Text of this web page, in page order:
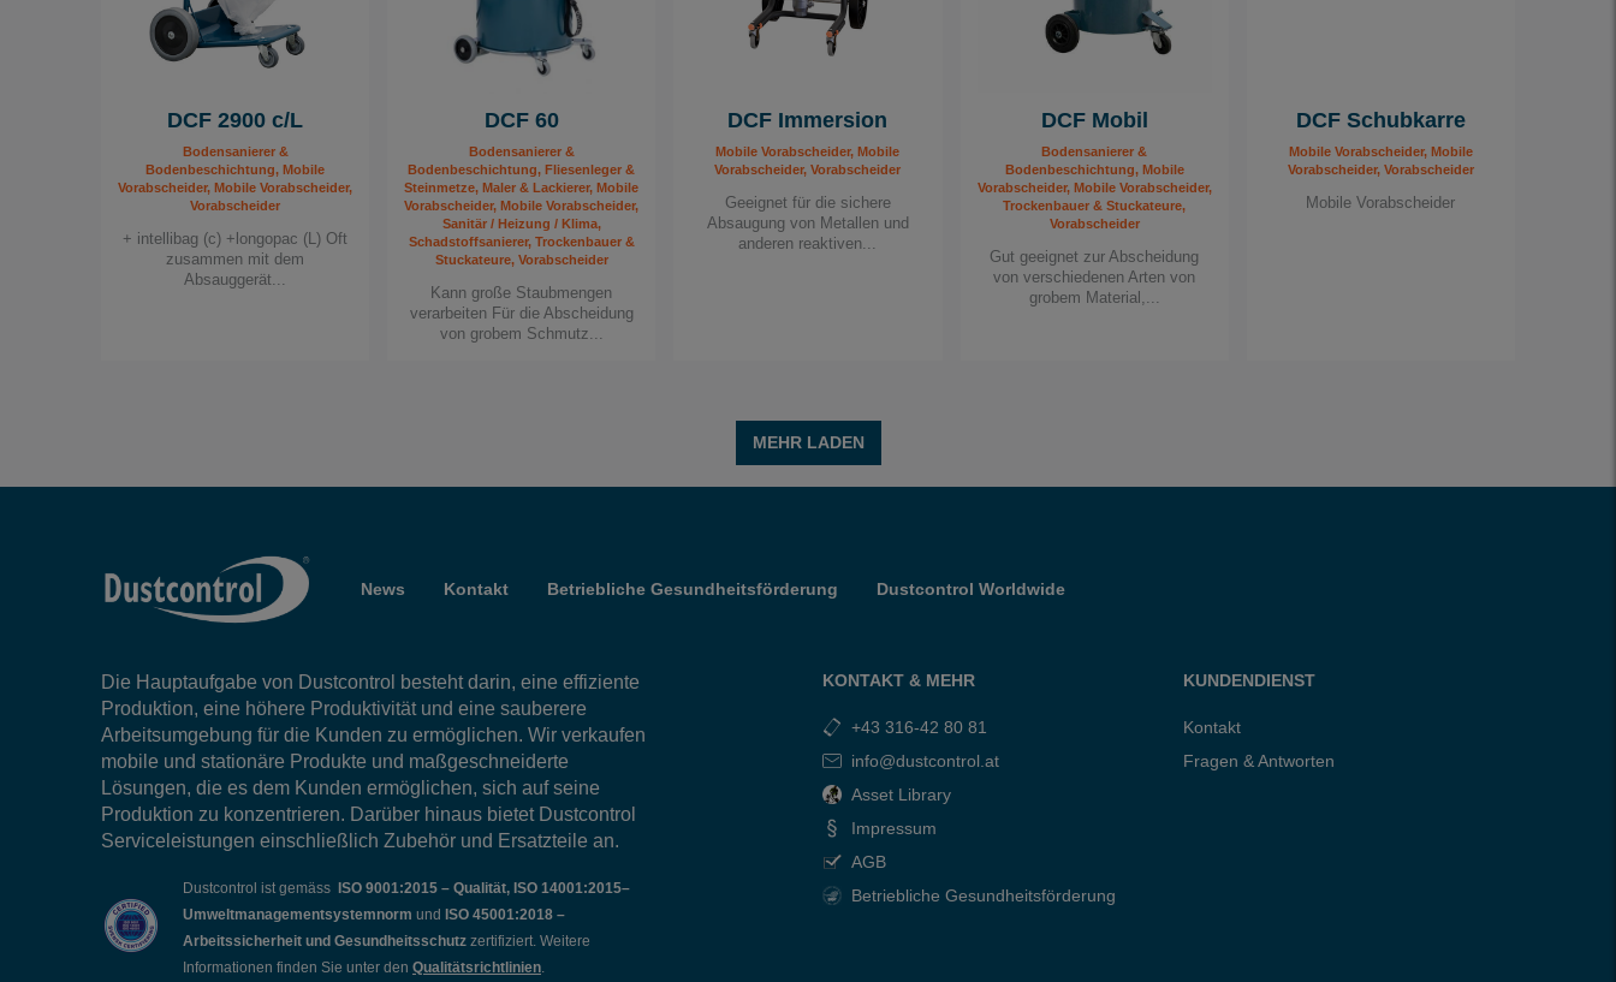
DCF 2900 c/L
Bodensanierer &
Bodenbeschichtung, Mobile
Vorabscheider, Mobile Vorabscheider,
Vorabscheider
+ intellibag (c) +longopac (L) Oft
zusammen mit dem
Absauggerät...
DCF 60
Bodensanierer &
Bodenbeschichtung, Fliesenleger &
Steinmetze, Maler & Lackierer, Mobile
Vorabscheider, Mobile Vorabscheider,
Sanitär / Heizung / Klima,
Schadstoffsanierer, Trockenbauer &
Stuckateure, Vorabscheider
Kann große Staubmengen
verarbeiten Für die Abscheidung
von grobem Schmutz...
DCF Immersion
Mobile Vorabscheider, Mobile
Vorabscheider, Vorabscheider
Geeignet für die sichere
Absaugung von Metallen und
anderen reaktiven...
DCF Mobil
Bodensanierer &
Bodenbeschichtung, Mobile
Vorabscheider, Mobile Vorabscheider,
Trockenbauer & Stuckateure,
Vorabscheider
Gut geeignet zur Abscheidung
von verschiedenen Arten von
grobem Material,...
DCF Schubkarre
Mobile Vorabscheider, Mobile
Vorabscheider, Vorabscheider
Mobile Vorabscheider
MEHR LADEN
News Kontakt Betriebliche Gesundheitsförderung Dustcontrol Worldwide
Die Hauptaufgabe von Dustcontrol besteht darin, eine effiziente
Produktion, eine höhere Produktivität und eine sauberere
Arbeitsumgebung für die Kunden zu ermöglichen. Wir verkaufen
mobile und stationäre Produkte und maßgeschneiderte
Lösungen, die es dem Kunden ermöglichen, sich auf seine
Produktion zu konzentrieren. Darüber hinaus bietet Dustcontrol
Serviceleistungen einschließlich Zubehör und Ersatzteile an.
Dustcontrol ist gemäss ISO 9001:2015 – Qualität, ISO 14001:2015–
Umweltmanagementsystemnorm und ISO 45001:2018 –
Arbeitssicherheit und Gesundheitsschutz zertifiziert. Weitere
Informationen finden Sie unter den Qualitätsrichtlinien
KONTAKT & MEHR
+43 316-42 80 81
info@dustcontrol.at
Asset Library
Impressum
AGB
Betriebliche Gesundheitsförderung
KUNDENDIENST
Kontakt
Fragen & Antworten